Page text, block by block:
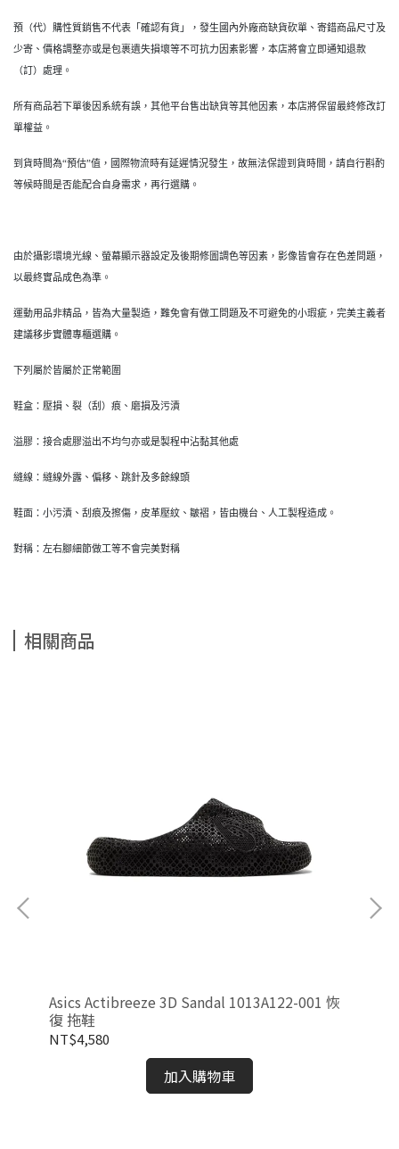
預（代）購性質銷售不代表「確認有貨」，發生國內外廠商缺貨砍單、寄錯商品尺寸及
少寄、價格調整亦或是包裹遺失損壞等不可抗力因素影響，本店將會立即通知退款
（訂）處理。
所有商品若下單後因系統有誤，其他平台售出缺貨等其他因素，本店將保留最終修改訂
單權益。
到貨時間為“預估”值，國際物流時有延遲情況發生，故無法保證到貨時間，請自行斟酌
等候時間是否能配合自身需求，再行選購。
由於攝影環境光線、螢幕顯示器設定及後期修圖調色等因素，影像皆會存在色差問題，
以最終實品成色為準。
運動用品非精品，皆為大量製造，難免會有做工問題及不可避免的小瑕疵，完美主義者
建議移步實體專櫃選購。
下列屬於皆屬於正常範圍
鞋盒：壓損、裂（刮）痕、磨損及污漬
溢膠：接合處膠溢出不均勻亦或是製程中沾黏其他處
縫線：縫線外露、偏移、跳針及多餘線頭
鞋面：小污漬、刮痕及擦傷，皮革壓紋、皺褶，皆由機台、人工製程造成。
對稱：左右腳細節做工等不會完美對稱
相關商品
Asics Actibreeze 3D Sandal 1013A122-001 恢
復 拖鞋
NT$4,580
加入購物車